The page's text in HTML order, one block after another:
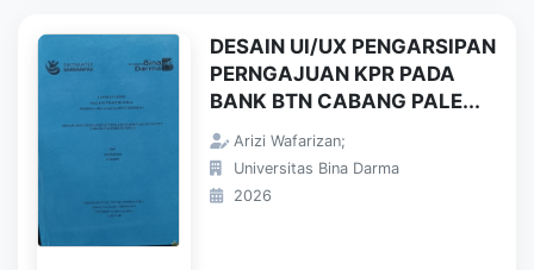
DESAIN UI/UX PENGARSIPAN
PERNGAJUAN KPR PADA
BANK BTN CABANG PALE...
Arizi Wafarizan;
Universitas Bina Darma
2026